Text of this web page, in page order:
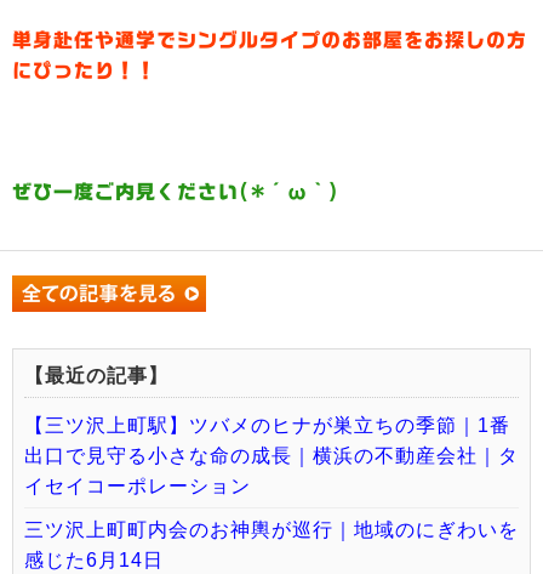
単身赴任や通学でシングルタイプのお部屋をお探しの方
にぴったり！！
ぜひ一度ご内見ください(*´ω｀)
【最近の記事】
【三ツ沢上町駅】ツバメのヒナが巣立ちの季節｜1番
出口で見守る小さな命の成長｜横浜の不動産会社｜タ
イセイコーポレーション
三ツ沢上町町内会のお神輿が巡行｜地域のにぎわいを
感じた6月14日